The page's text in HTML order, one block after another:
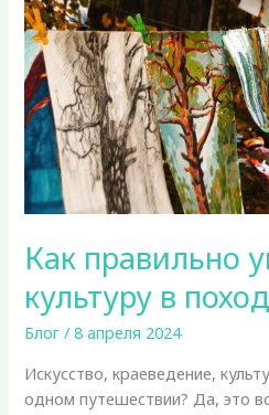
Как правильно
культуру в
Блог /8 апреля 2024
Искусство, краеведение,
одном путешествии? Да, это